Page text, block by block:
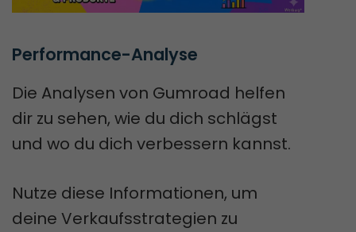
Performance-Analyse
Die Analysen von Gumroad helfen
dir zu sehen, wie du dich schlägst
und wo du dich verbessern kannst.
Nutze diese Informationen, um
deine Verkaufsstrategien zu